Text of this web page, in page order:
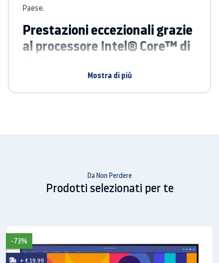
Paese.
Prestazioni eccezionali grazie
al processore Intel® Core™ di
Grazie al processore Intel® Core™ di dodicesima
generazione, il nuovo Galaxy Book2 ti offre tutta la
*Immagine simulata a scopo illustrativo. **Le
specifiche della CPU e della GPU possono variare a
Mostra di più
Da Non Perdere
Prodotti selezionati per te
-73%
+ € 19.99